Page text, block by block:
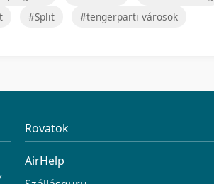
#Split #tengerparti városok
Rovatok
AirHelp